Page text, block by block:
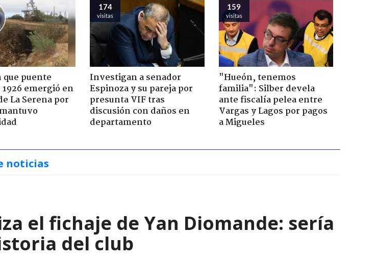
puente
emergió en
La Serena por
174
visitas
Investigan a senador
Espinoza y su pareja por
presunta VIF tras
discusión con daños en
departamento
159
visitas
"Hueón, tenemos
familia": Silber devela
ante fiscalía pelea entre
Vargas y Lagos por pagos
a Migueles
noticias
el fichaje de Yan Diomande: sería
del club